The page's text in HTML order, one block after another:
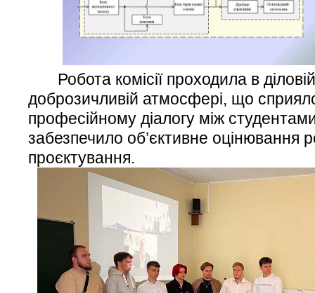
Робота комісії проходила в
доброзичливій атмосфері, що
професійному діалогу між
забезпечило об’єктивне оцінювання
проєктування.